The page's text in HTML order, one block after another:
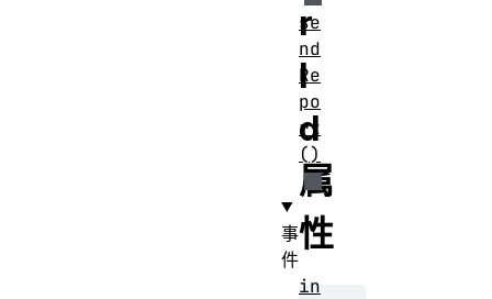
r
I
d
属
性
se
nd
Re
po
rt
()
事
件
in